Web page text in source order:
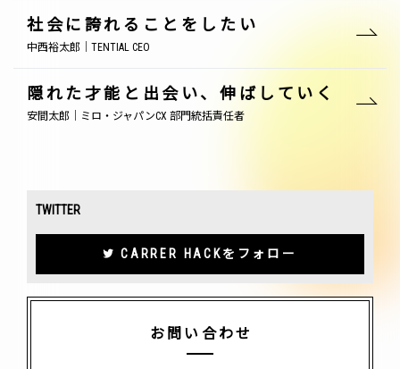
社会に誇れることをしたい
中西裕太郎｜TENTIAL CEO
隠れた才能と出会い、伸ばしていく
安間太郎｜ミロ・ジャパンCX 部門統括責任者
TWITTER
CARRER HACKをフォロー
お問い合わせ